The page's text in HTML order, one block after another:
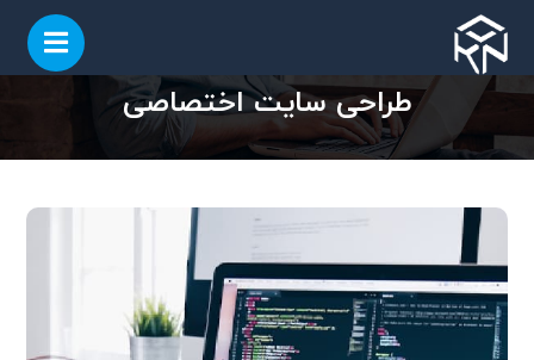
طراحی سایت اختصاصی